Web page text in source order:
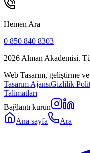
Hemen Ara
0 850 840 8303
2026 Alman Akademisi.
Web Tasarım, geliştirme
Tasarım AjansıGizlilik
Talimatları
Bağlantı kurun
Ana sayfa
Ara